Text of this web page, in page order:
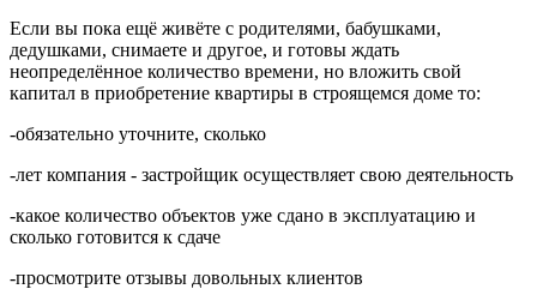
Если вы пока ещё живёте с родителями, бабушками,
дедушками, снимаете и другое, и готовы ждать
неопределённое количество времени, но вложить свой
капитал в приобретение квартиры в строящемся доме то:
-обязательно уточните, сколько
-лет компания - застройщик осуществляет свою деятельность
-какое количество объектов уже сдано в эксплуатацию и
сколько готовится к сдаче
-просмотрите отзывы довольных клиентов